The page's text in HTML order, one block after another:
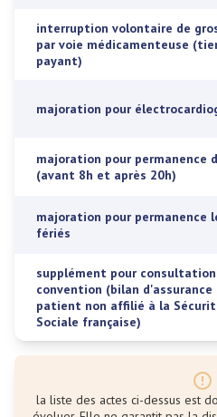
interruption volontaire de
par voie médicamenteuse
payant)
majoration pour
majoration pour permanence
(avant 8h et après 20h)
majoration pour permanence
fériés
supplément pour
convention (bilan d'assurance
patient non affilié à la
Sociale française)
la liste des actes ci-dessus est